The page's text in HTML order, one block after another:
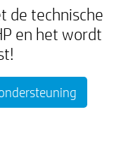
de technische
en het wordt